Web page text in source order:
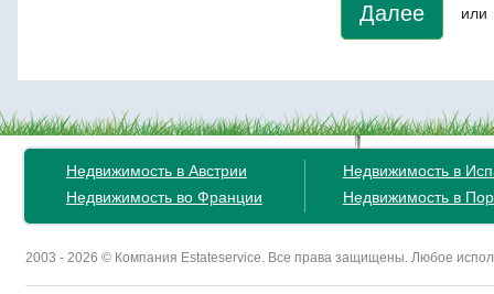
Далее или
Недвижимость в Австрии
Недвижимость во Франции
Недвижимость в
Недвижимость в
2003 - 2026 © Компания Estateservice. Все права защищены. Любое